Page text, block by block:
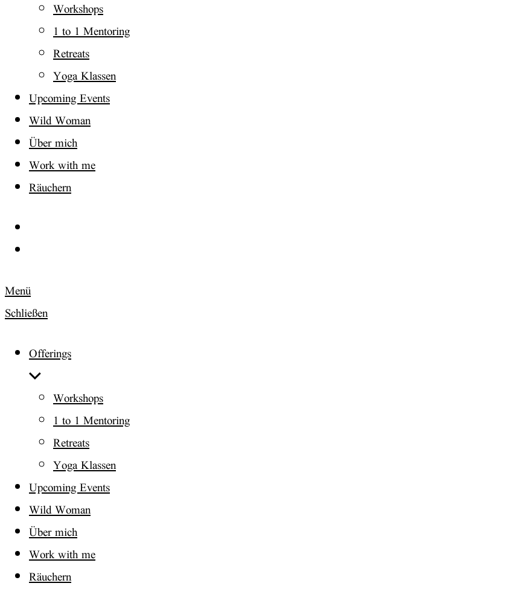
Muse Workshops
1 to 1 Mentoring
Retreats
Yoga Klassen
Upcoming Events
Wild Woman
Über mich
Work with me
Räuchern
Menü
Schließen
Offerings
Untermenü
anzeigenWorkshops
1 to 1 Mentoring
Retreats
Yoga Klassen
Upcoming Events
Wild Woman
Über mich
Work with me
Räuchern